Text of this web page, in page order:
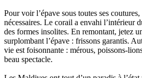
Pour voir l’épave sous toutes ses
nécessaires. Le corail a envahi l’intérieur
des formes insolites. En remontant, jetez
surplombant l’épave : frissons garantis.
vie est foisonnante : mérous, poissons-
beau spectacle.